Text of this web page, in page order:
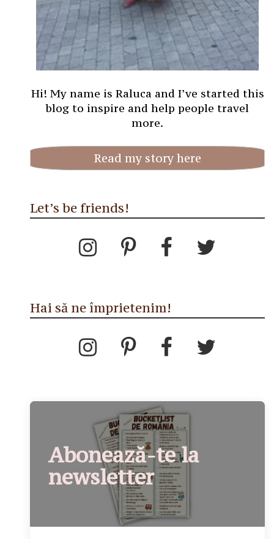
Hi! My name is Raluca and I’ve started this
blog to inspire and help people travel
more.
Read my story here
Let’s be friends!
Hai să ne împrietenim!
Abonează-te la
newsletter